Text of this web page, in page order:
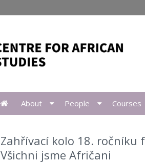
Zahřívací kolo 18. ročníku
Všichni jsme Afričani
About People Courses